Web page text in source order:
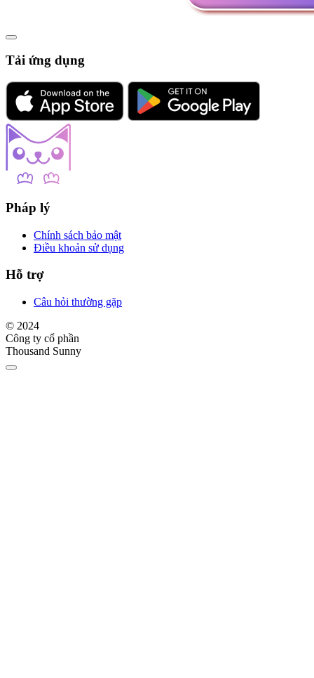
Tải ứng dụng
Pháp lý
Chính sách bảo mật
Điều khoản sử dụng
Hỗ trợ
Câu hỏi thường gặp
© 2024
Công ty cổ phần
Thousand Sunny